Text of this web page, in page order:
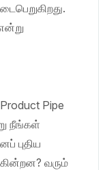
Pipe
நீங்கள்
புதிய
வரும்